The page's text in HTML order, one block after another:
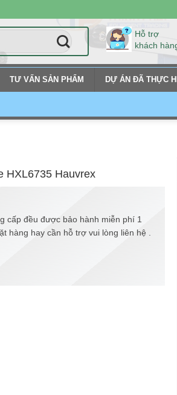
Hỗ trợ
khách
TƯ VẤN SẢN PHẨM DỰ ÁN ĐÃ THỰC
HXL6735 Hauvrex
cấp đều được bảo hành miễn phí 1
hàng hay cần hỗ trợ vui lòng liên hệ .